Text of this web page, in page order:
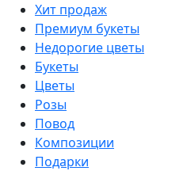
Хит продаж
Премиум букеты
Недорогие цветы
Букеты
Цветы
Розы
Повод
Композиции
Подарки